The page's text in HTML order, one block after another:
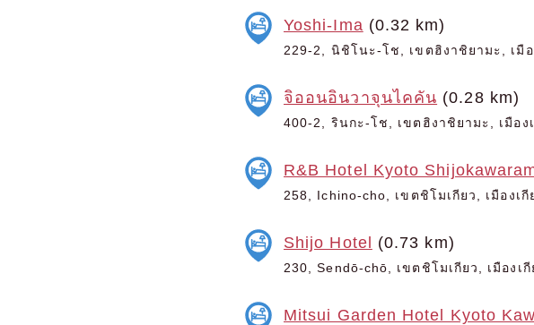
Yoshi-Ima (0.32 km)
229-2, นิชิโนะ-โช, เขตฮิงาชิยามะ, เมือ
จิออนอินวาจุนไคคัน (0.28 km)
400-2, รินกะ-โช, เขตฮิงาชิยามะ, เมือง
R&B Hotel Kyoto
258, Ichino-cho, เขตชิโมเกียว, เมืองเ
Shijo Hotel (0.73 km)
230, Sendō-chō, เขตชิโมเกียว, เมือง
Mitsui Garden Hotel Kyoto